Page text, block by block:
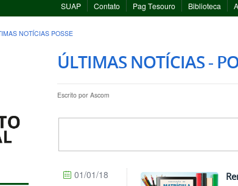
SUAP Contato Pag Tesouro Biblioteca
NOTÍCIAS POSSE
ÚLTIMAS NOTÍCIAS -
Escrito por Ascom
01/01/18